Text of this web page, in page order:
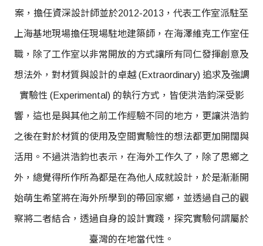
案，擔任資深設計師並於2012-2013，代表工作室派駐至
上海基地現場擔任現場駐地建築師，在海澤維克工作室任
職，除了工作室以非常開放的方式讓所有同仁發揮創意及
想法外，對材質與設計的卓越 (Extraordinary) 追求及強調
實驗性 (Experimental) 的執行方式，皆使洪浩鈞深受影
響，這也是與其他之前工作經驗不同的地方，更讓洪浩鈞
之後在對於材質的使用及空間實驗性的想法都更加開闊與
活用。不過洪浩鈞也表示，在海外工作久了，除了思鄉之
外，總覺得所作所為都是在為他人成就設計，於是漸漸開
始萌生希望將在海外所學到的帶回家鄉，並透過自己的觀
察將二者結合，透過自身的設計實踐，探究實驗何謂屬於
臺灣的在地當代性。